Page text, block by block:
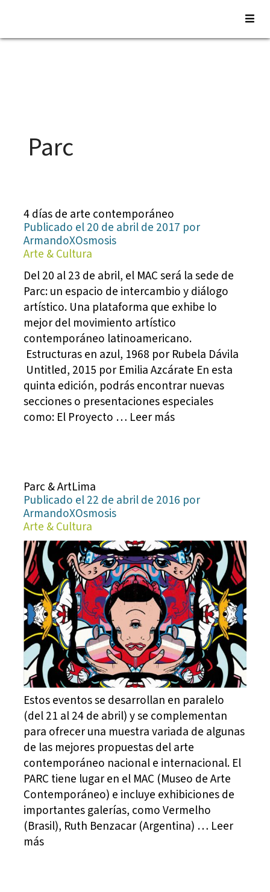
Saltar
Parc
4 días de arte contemporáneo
Publicado el 20 de abril de 2017 por
ArmandoXOsmosis
Arte & Cultura
Del 20 al 23 de abril, el MAC será la sede de
Parc: un espacio de intercambio y diálogo
artístico. Una plataforma que exhibe lo
mejor del movimiento artístico
contemporáneo latinoamericano.
Estructuras en azul, 1968 por Rubela Dávila
Untitled, 2015 por Emilia Azcárate En esta
quinta edición, podrás encontrar nuevas
secciones o presentaciones especiales
como: El Proyecto … Leer más
Parc & ArtLima
Publicado el 22 de abril de 2016 por
ArmandoXOsmosis
Arte & Cultura
Estos eventos se desarrollan en paralelo
(del 21 al 24 de abril) y se complementan
para ofrecer una muestra variada de algunas
de las mejores propuestas del arte
contemporáneo nacional e internacional. El
PARC tiene lugar en el MAC (Museo de Arte
Contemporáneo) e incluye exhibiciones de
importantes galerías, como Vermelho
(Brasil), Ruth Benzacar (Argentina) … Leer
más